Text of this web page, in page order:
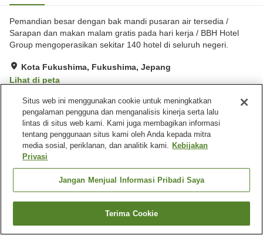
Pemandian besar dengan bak mandi pusaran air tersedia /
Sarapan dan makan malam gratis pada hari kerja / BBH Hotel
Group mengoperasikan sekitar 140 hotel di seluruh negeri.
Kota Fukushima, Fukushima, Jepang
Lihat di peta
Sangat baik Ulasan: 706
Fasilitas properti
Tempat parkir
Spa / Salon kecantikan
Kafe
Beranda Jepang Fukushima
Kota Fukushima
Hotel Fukushima Hills (BBH Hotel Group)
Cari kamar
Situs web ini menggunakan cookie untuk meningkatkan
pengalaman pengguna dan menganalisis kinerja serta lalu
lintas di situs web kami. Kami juga membagikan informasi
tentang penggunaan situs kami oleh Anda kepada mitra
media sosial, periklanan, dan analitik kami. Kebijakan
Privasi
Jangan Menjual Informasi Pribadi Saya
Terima Cookie